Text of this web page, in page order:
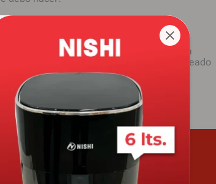
Comprueba los términos ingresados
Intenta utilizar una sola palabra
Utiliza términos genéricos en la búsqueda
Intenta buscar sinónimos del término deseado